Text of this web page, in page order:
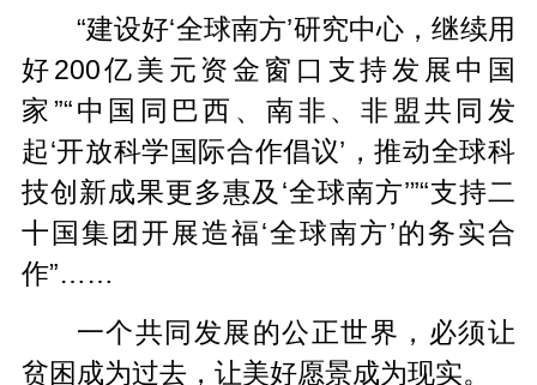
“建设好‘全球南方’研究中心，继续用
好200亿美元资金窗口支持发展中国
家”“中国同巴西、南非、非盟共同发
起‘开放科学国际合作倡议’，推动全球科
技创新成果更多惠及‘全球南方’”“支持二
十国集团开展造福‘全球南方’的务实合
作”……
一个共同发展的公正世界，必须让
贫困成为过去，让美好愿景成为现实。